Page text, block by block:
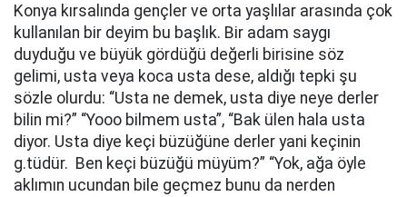
Konya kırsalında gençler ve orta yaşlılar arasında çok
kullanılan bir deyim bu başlık. Bir adam saygı
duyduğu ve büyük gördüğü değerli birisine söz
gelimi, usta veya koca usta dese, aldığı tepki şu
sözle olurdu: “Usta ne demek, usta diye neye derler
bilin mi?” “Yooo bilmem usta”, “Bak ülen hala usta
diyor. Usta diye keçi büzüğüne derler yani keçinin
g.tüdür. Ben keçi büzüğü müyüm?” “Yok, ağa öyle
aklımın ucundan bile geçmez bunu da nerden